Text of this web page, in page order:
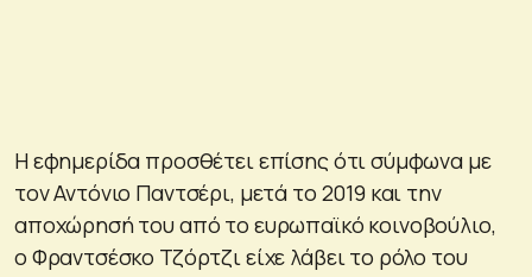
Η εφημερίδα προσθέτει επίσης ότι σύμφωνα με
τον Αντόνιο Παντσέρι, μετά το 2019 και την
αποχώρησή του από το ευρωπαϊκό κοινοβούλιο,
ο Φραντσέσκο Τζόρτζι είχε λάβει το ρόλο του